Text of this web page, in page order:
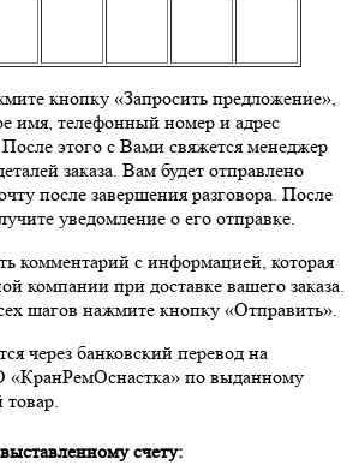
кнопку «Запросить предложение»,
имя, телефонный номер и адрес
этого с Вами свяжется менеджер
заказа. Вам будет отправлено
после завершения разговора. После
уведомление о его отправке.
комментарий с информацией, которая
компании при доставке вашего заказа.
шагов нажмите кнопку «Отправить».
через банковский перевод на
«КранРемОснастка» по выданному
товар.
счету: